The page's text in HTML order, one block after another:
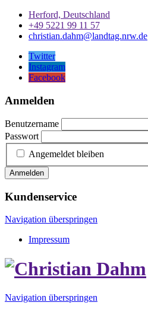
Herford, Deutschland
+49 5221 99 11 57
christian.dahm@landtag.nrw.de
Twitter
Instagram
Facebook
Anmelden
Benutzername
Passwort
Angemeldet bleiben
Anmelden
Kundenservice
Navigation überspringen
Impressum
Navigation überspringen